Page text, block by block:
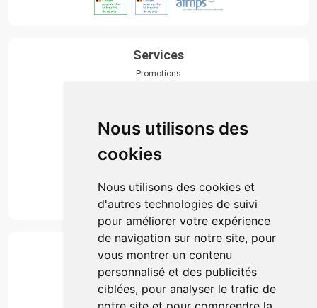
Nous utilisons des
cookies
Nous utilisons des cookies et
d'autres technologies de suivi
pour améliorer votre expérience
de navigation sur notre site, pour
vous montrer un contenu
personnalisé et des publicités
ciblées, pour analyser le trafic de
Services
Promotions
Actualités & conseils
Événements
Marques
Suivez-nous
Paiement
Simple, rapide et 100% sécurisé